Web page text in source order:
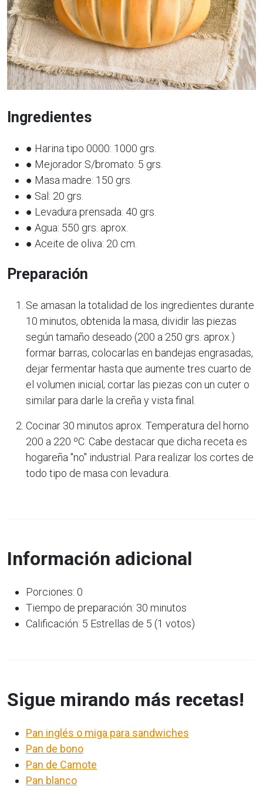
Ingredientes
● Harina tipo 0000: 1000 grs.
● Mejorador S/bromato: 5 grs.
● Masa madre: 150 grs.
● Sal: 20 grs.
● Levadura prensada: 40 grs.
● Agua: 550 grs. aprox.
● Aceite de oliva: 20 cm.
Preparación
Se amasan la totalidad de los ingredientes durante
10 minutos, obtenida la masa, dividir las piezas
según tamaño deseado (200 a 250 grs. aprox.)
formar barras, colocarlas en bandejas engrasadas,
dejar fermentar hasta que aumente tres cuarto de
el volumen inicial; cortar las piezas con un cuter o
similar para darle la creña y vista final.
Cocinar 30 minutos aprox. Temperatura del horno
200 a 220 ºC. Cabe destacar que dicha receta es
hogareña "no" industrial. Para realizar los cortes de
todo tipo de masa con levadura.
Información adicional
Porciones: 0
Tiempo de preparación: 30 minutos
Calificación: 5 Estrellas de 5 (1 votos)
Sigue mirando más recetas!
Pan inglés o miga para sandwiches
Pan de bono
Pan de Camote
Pan blanco